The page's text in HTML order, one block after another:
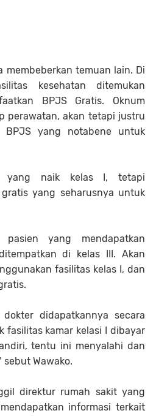
membeberkan temuan lain. Di
kesehatan ditemukan
BPJS Gratis. Oknum
perawatan, akan tetapi justru
BPJS yang notabene untuk
yang naik kelas I, tetapi
yang seharusnya untuk
pasien yang mendapatkan
di kelas III. Akan
fasilitas kelas I, dan
didapatkannya secara
fasilitas kamar kelasi I dibayar
tentu ini menyalahi dan
Wawako.
direktur rumah sakit yang
informasi terkait